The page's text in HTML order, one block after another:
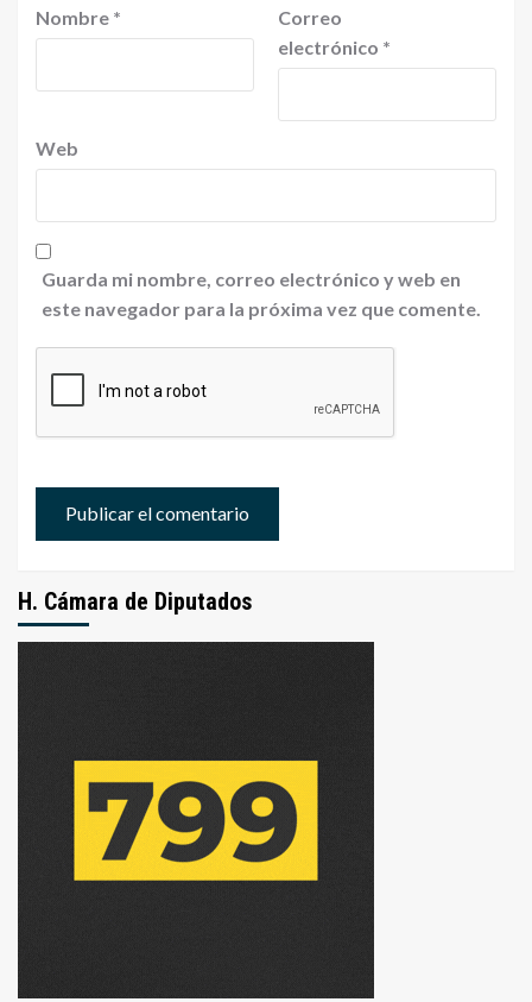
Nombre *
Correo
electrónico *
Web
Guarda mi nombre, correo electrónico y web en
este navegador para la próxima vez que comente.
H. Cámara de Diputados